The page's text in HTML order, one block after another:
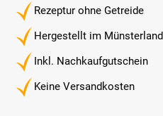
Rezeptur ohne Getreide
Hergestellt im Münsterland
Inkl. Nachkaufgutschein
Keine Versandkosten